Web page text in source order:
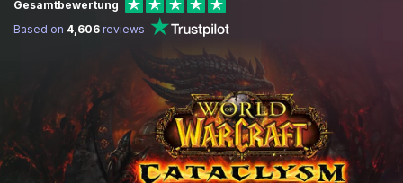
Gesamtbewertung
Based on 4,606 reviews